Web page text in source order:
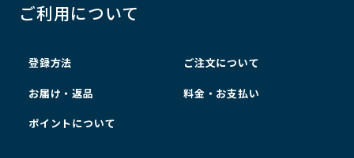
ご利用について
登録方法 ご注文について
お届け・返品 料金・お支払い
ポイントについて